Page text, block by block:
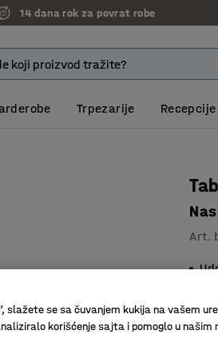
14 dana rok za povrat robe
Trpezarije
Art.
slažete se sa čuvanjem kukija na vašem
korišćenje sajta i pomoglo u našim